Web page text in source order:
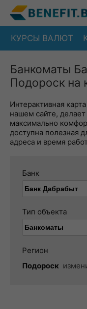
КУРСЫ ВАЛЮТ
Банкоматы
Подороск на
Интерактивная
нашем сайте,
максимально
доступна полезная
адреса и время
Банк
Тип объекта
Регион
Подороск